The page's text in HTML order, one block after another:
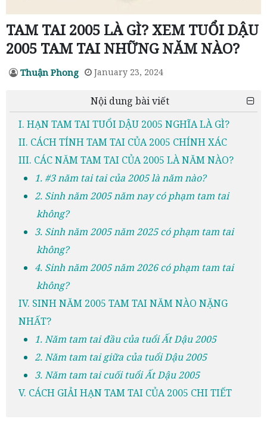
TAM TAI 2005 LÀ GÌ? XEM TUỔI DẬU
2005 TAM TAI NHỮNG NĂM NÀO?
Thuận Phong January 23, 2024
Nội dung bài viết
I. HẠN TAM TAI TUỔI DẬU 2005 NGHĨA LÀ GÌ?
II. CÁCH TÍNH TAM TAI CỦA 2005 CHÍNH XÁC
III. CÁC NĂM TAM TAI CỦA 2005 LÀ NĂM NÀO?
1. #3 năm tai tai của 2005 là năm nào?
2. Sinh năm 2005 năm nay có phạm tam tai
không?
3. Sinh năm 2005 năm 2025 có phạm tam tai
không?
4. Sinh năm 2005 năm 2026 có phạm tam tai
không?
IV. SINH NĂM 2005 TAM TAI NĂM NÀO NẶNG
NHẤT?
1. Năm tam tai đầu của tuổi Ất Dậu 2005
2. Năm tam tai giữa của tuổi Dậu 2005
3. Năm tam tai cuối tuổi Ất Dậu 2005
V. CÁCH GIẢI HẠN TAM TAI CỦA 2005 CHI TIẾT